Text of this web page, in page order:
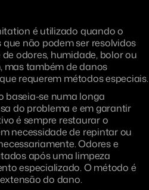
é utilizado quando o
não podem ser resolvidos
odores, humidade, bolor ou
mas também de danos
requerem métodos especiais.
baseia-se numa longa
do problema e em garantir
é sempre restaurar o
necessidade de repintar ou
Odores e
após uma limpeza
especializado. O método é
do dano.